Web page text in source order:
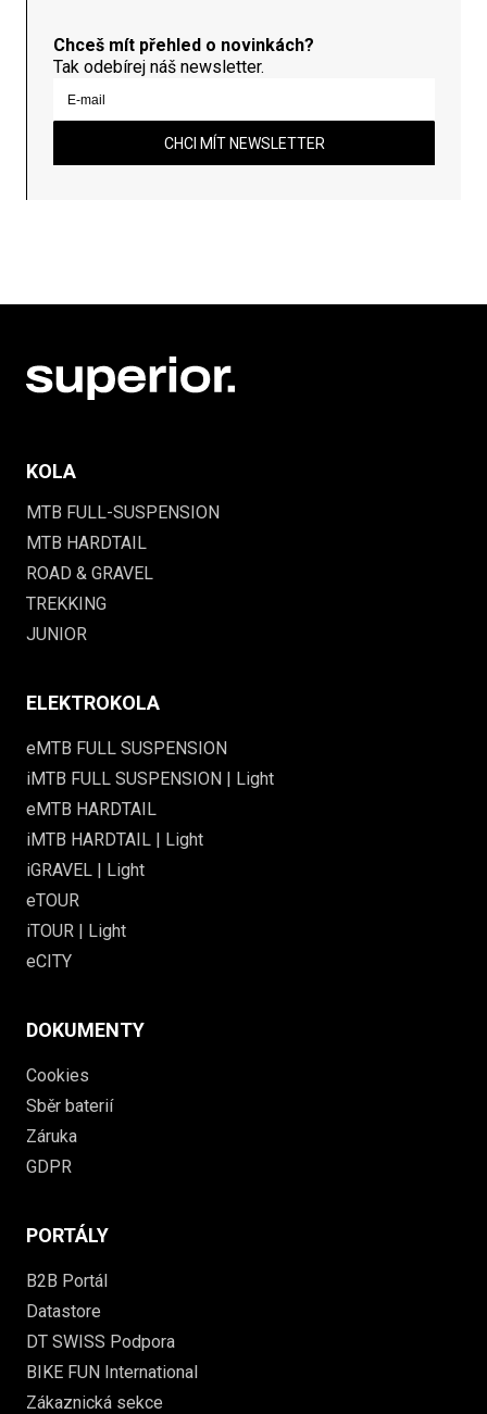
Chceš mít přehled o novinkách?
Tak odebírej náš newsletter.
CHCI MÍT NEWSLETTER
KOLA
MTB FULL-SUSPENSION
MTB HARDTAIL
ROAD & GRAVEL
TREKKING
JUNIOR
ELEKTROKOLA
eMTB FULL SUSPENSION
iMTB FULL SUSPENSION | Light
eMTB HARDTAIL
iMTB HARDTAIL | Light
iGRAVEL | Light
eTOUR
iTOUR | Light
eCITY
DOKUMENTY
Cookies
Sběr baterií
Záruka
GDPR
PORTÁLY
B2B Portál
Datastore
DT SWISS Podpora
BIKE FUN International
Zákaznická sekce